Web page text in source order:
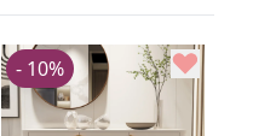
- 10%